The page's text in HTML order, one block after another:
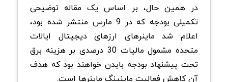
در همین حال، بر اساس یک مقاله توضیحی
تکمیلی بودجه که در 9 مارس منتشر شده بود،
اعلام شد ماینرهای ارزهای دیجیتال ایالات
متحده مشمول مالیات 30 درصدی بر هزینه برق
تحت پیشنهاد بودجه بایدن خواهند بود که هدف
آن کاهش فعالیت ماینینگ ماینرها است.